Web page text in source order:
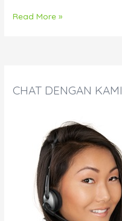
UPS
Sakit:
Read More »
CHAT DENGAN KAMI